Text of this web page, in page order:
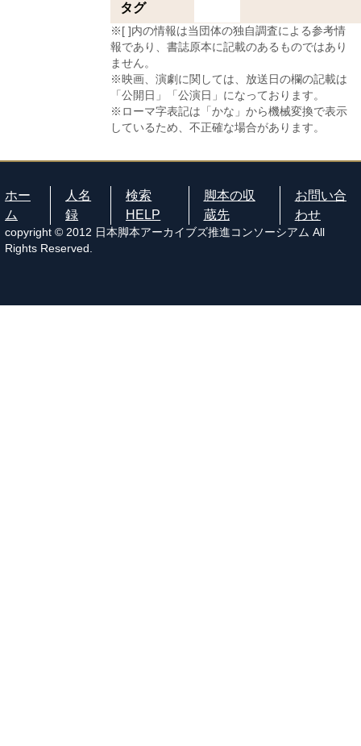
タグ
※[ ]内の情報は当団体の独自調査による参考情
報であり、書誌原本に記載のあるものではあり
ません。
※映画、演劇に関しては、放送日の欄の記載は
「公開日」「公演日」になっております。
※ローマ字表記は「かな」から機械変換で表示
しているため、不正確な場合があります。
ホー
ム
人名
録
検索
HELP
脚本の収
蔵先
お問い合
わせ
copyright © 2012 日本脚本アーカイブズ推進コンソーシアム All
Rights Reserved.